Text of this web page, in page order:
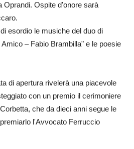
Oprandi. Ospite d'onore sarà
esordio le musiche del duo di
– Fabio Brambilla" e le poesie
di apertura rivelerà una piacevole
con un premio il cerimoniere
che da dieci anni segue le
l'Avvocato Ferruccio